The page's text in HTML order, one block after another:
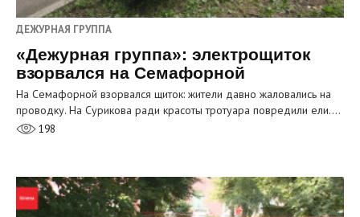
ДЕЖУРНАЯ ГРУППА
«Дежурная группа»: электрощиток
взорвался на Семафорной
На Семафорной взорвался щиток: жители давно жаловались на
проводку. На Сурикова ради красоты тротуара повредили ели.…
198